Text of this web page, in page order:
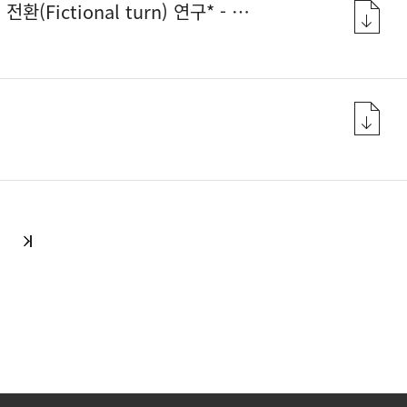
뮤니티 통역사의 표상을 중심으로 -